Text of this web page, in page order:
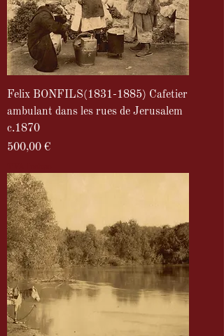
Felix BONFILS(1831-1885) Cafetier
ambulant dans les rues de Jerusalem
c.1870
Prix
500,00 €